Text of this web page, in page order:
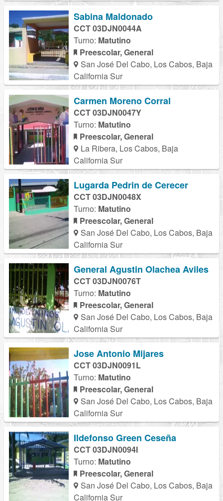
Sabina Maldonado
CCT 03DJN0044A
Turno: Matutino
Preescolar, General
San José Del Cabo, Los Cabos, Baja
California Sur
Carmen Moreno Corral
CCT 03DJN0047Y
Turno: Matutino
Preescolar, General
La Ribera, Los Cabos, Baja
California Sur
Lugarda Pedrin de Cerecer
CCT 03DJN0048X
Turno: Matutino
Preescolar, General
San José Del Cabo, Los Cabos, Baja
California Sur
General Agustin Olachea Aviles
CCT 03DJN0076T
Turno: Matutino
Preescolar, General
San José Del Cabo, Los Cabos, Baja
California Sur
Jose Antonio Mijares
CCT 03DJN0091L
Turno: Matutino
Preescolar, General
San José Del Cabo, Los Cabos, Baja
California Sur
Ildefonso Green Ceseña
CCT 03DJN0094I
Turno: Matutino
Preescolar, General
San José Del Cabo, Los Cabos, Baja
California Sur